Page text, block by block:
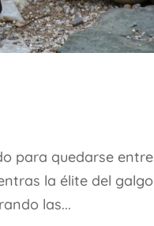
para quedarse entre
la élite del galgo
las...